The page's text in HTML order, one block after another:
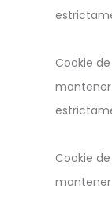
Cookie
mantener
Cookie
mantener